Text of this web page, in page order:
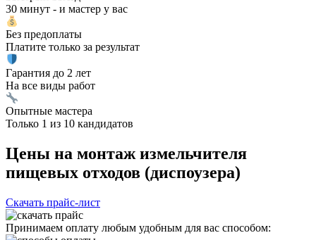
30 минут - и мастер у вас
Без предоплаты
Платите только за результат
Гарантия до 2 лет
На все виды работ
Опытные мастера
Только 1 из 10 кандидатов
Цены на монтаж измельчителя
пищевых отходов (диспоузера)
Скачать прайс-лист
Принимаем оплату любым удобным для вас способом: